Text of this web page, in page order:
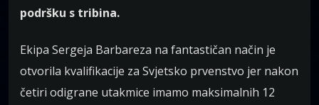
podršku s tribina.
Ekipa Sergeja Barbareza na fantastičan način je
otvorila kvalifikacije za Svjetsko prvenstvo jer nakon
četiri odigrane utakmice imamo maksimalnih 12